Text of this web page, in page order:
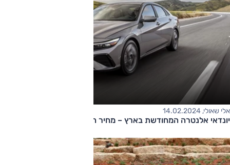
אלי שאולי, 14.02.2024
יונדאי אלנטרה המחודשת בארץ – מחיר החל מ-170,000 שקלים